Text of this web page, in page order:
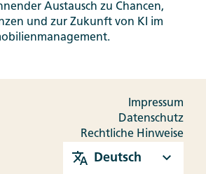
Austausch zu Chancen,
und zur Zukunft von KI im
Impressum
Datenschutz
Rechtliche Hinweise
Deutsch